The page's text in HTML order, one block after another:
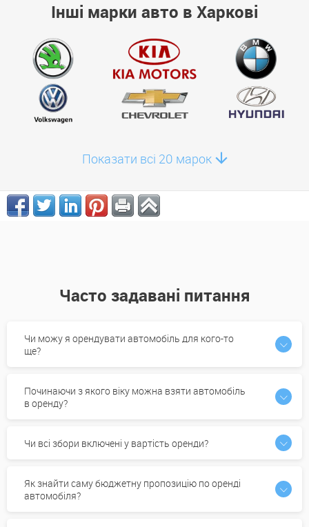
Інші марки авто в Харкові
Показати всі 20 марок
Часто задавані питання
Чи можу я орендувати автомобіль для кого-то
ще?
Починаючи з якого віку можна взяти автомобіль
в оренду?
Чи всі збори включені у вартість оренди?
Як знайти саму бюджетну пропозицію по оренді
автомобіля?